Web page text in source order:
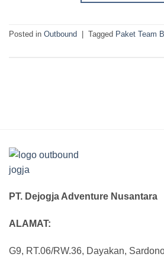
Posted in Outbound Tagged Paket Team
PT. Dejogja Adventure Nusantara
ALAMAT:
G9, RT.06/RW.36, Dayakan,